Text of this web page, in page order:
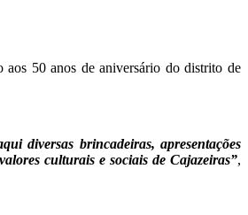
aos 50 anos de aniversário do distrito de
diversas brincadeiras, apresentações
culturais e sociais de Cajazeiras”,